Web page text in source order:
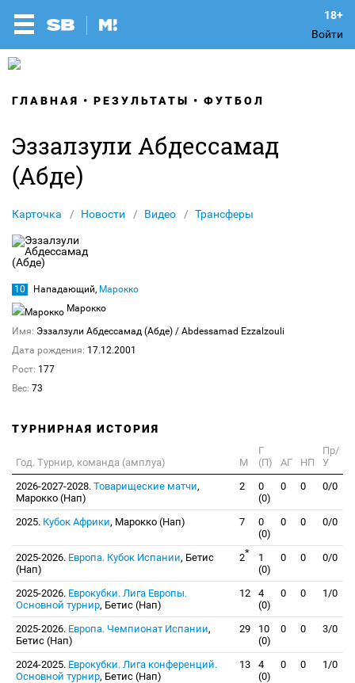
Войти
ГЛАВНАЯ РЕЗУЛЬТАТЫ ФУТБОЛ
Эззалзули Абдессамад
(Абде)
Карточка Новости Видео Трансферы
10 Нападающий, Марокко
Марокко
Имя: Эззалзули Абдессамад (Абде) / Abdessamad Ezzalzouli
Дата рождения: 17.12.2001
Рост: 177
Вес: 73
ТУРНИРНАЯ ИСТОРИЯ
Год. Турнир, команда (амплуа) М
Г
(П)
АГ НП
Пр/
У
2026-2027-2028. Товарищеские матчи,
Марокко (Нап)
2
0
(0)
0 0 0/0
2025. Кубок Африки, Марокко (Нап) 7
0
(0)
0 0 0/0
2025-2026. Европа. Кубок Испании, Бетис
(Нап)
2*
1
(0)
0 0 0/0
2025-2026. Еврокубки. Лига Европы.
Основной турнир, Бетис (Нап)
12
4
(0)
0 0 1/0
2025-2026. Европа. Чемпионат Испании,
Бетис (Нап)
29
10
(0)
0 0 3/0
2024-2025. Еврокубки. Лига конференций.
Основной турнир, Бетис (Нап)
13
4
(0)
0 0 1/0